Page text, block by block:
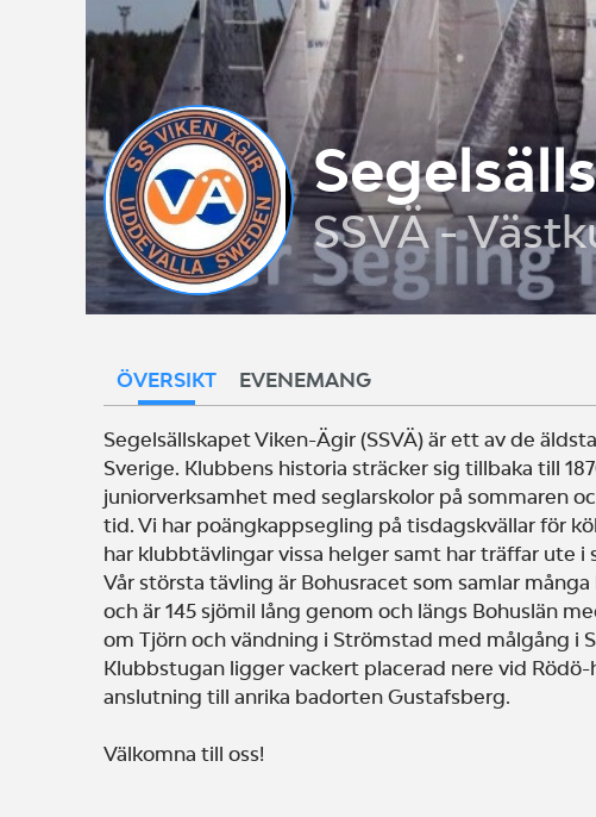
SSVÄ -
ÖVERSIKT EVENEMANG
Segelsällskapet Viken-Ägir (SSVÄ) är ett av de
Sverige. Klubbens historia sträcker sig tillbaka till
juniorverksamhet med seglarskolor på sommaren
tid. Vi har poängkappsegling på tisdagskvällar för
har klubbtävlingar vissa helger samt har träffar ute i
Vår största tävling är Bohusracet som samlar
och är 145 sjömil lång genom och längs Bohuslän
om Tjörn och vändning i Strömstad med målgång i
Klubbstugan ligger vackert placerad nere vid
anslutning till anrika badorten Gustafsberg.
Välkomna till oss!